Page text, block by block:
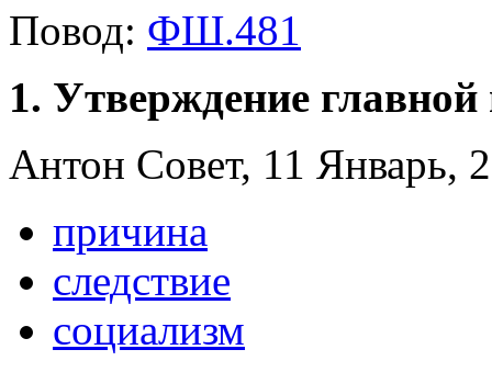
Повод: ФШ.481
1. Утверждение
Антон Совет, 11 Январь,
причина
следствие
социализм